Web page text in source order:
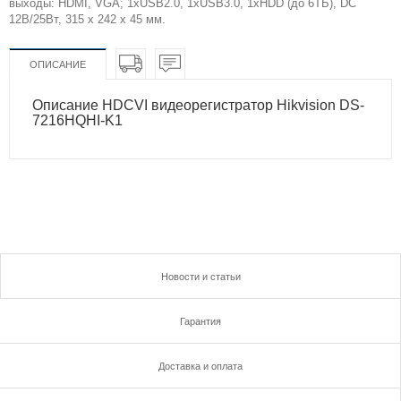
выходы: HDMI, VGA; 1хUSB2.0, 1хUSB3.0, 1хHDD (до 6ТБ), DC
12В/25Вт, 315 x 242 x 45 мм.
ОПИСАНИЕ
Описание HDCVI видеорегистратор Hikvision DS-
7216HQHI-K1
Новости и статьи
Гарантия
Доставка и оплата